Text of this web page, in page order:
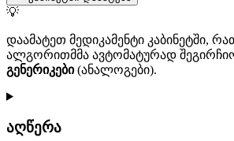
💡
დაამატეთ მედიკამენტი კაბინეტში,
ალგორითმმა ავტომატურად
გენერიკები(ანალოგები).
აღწერა